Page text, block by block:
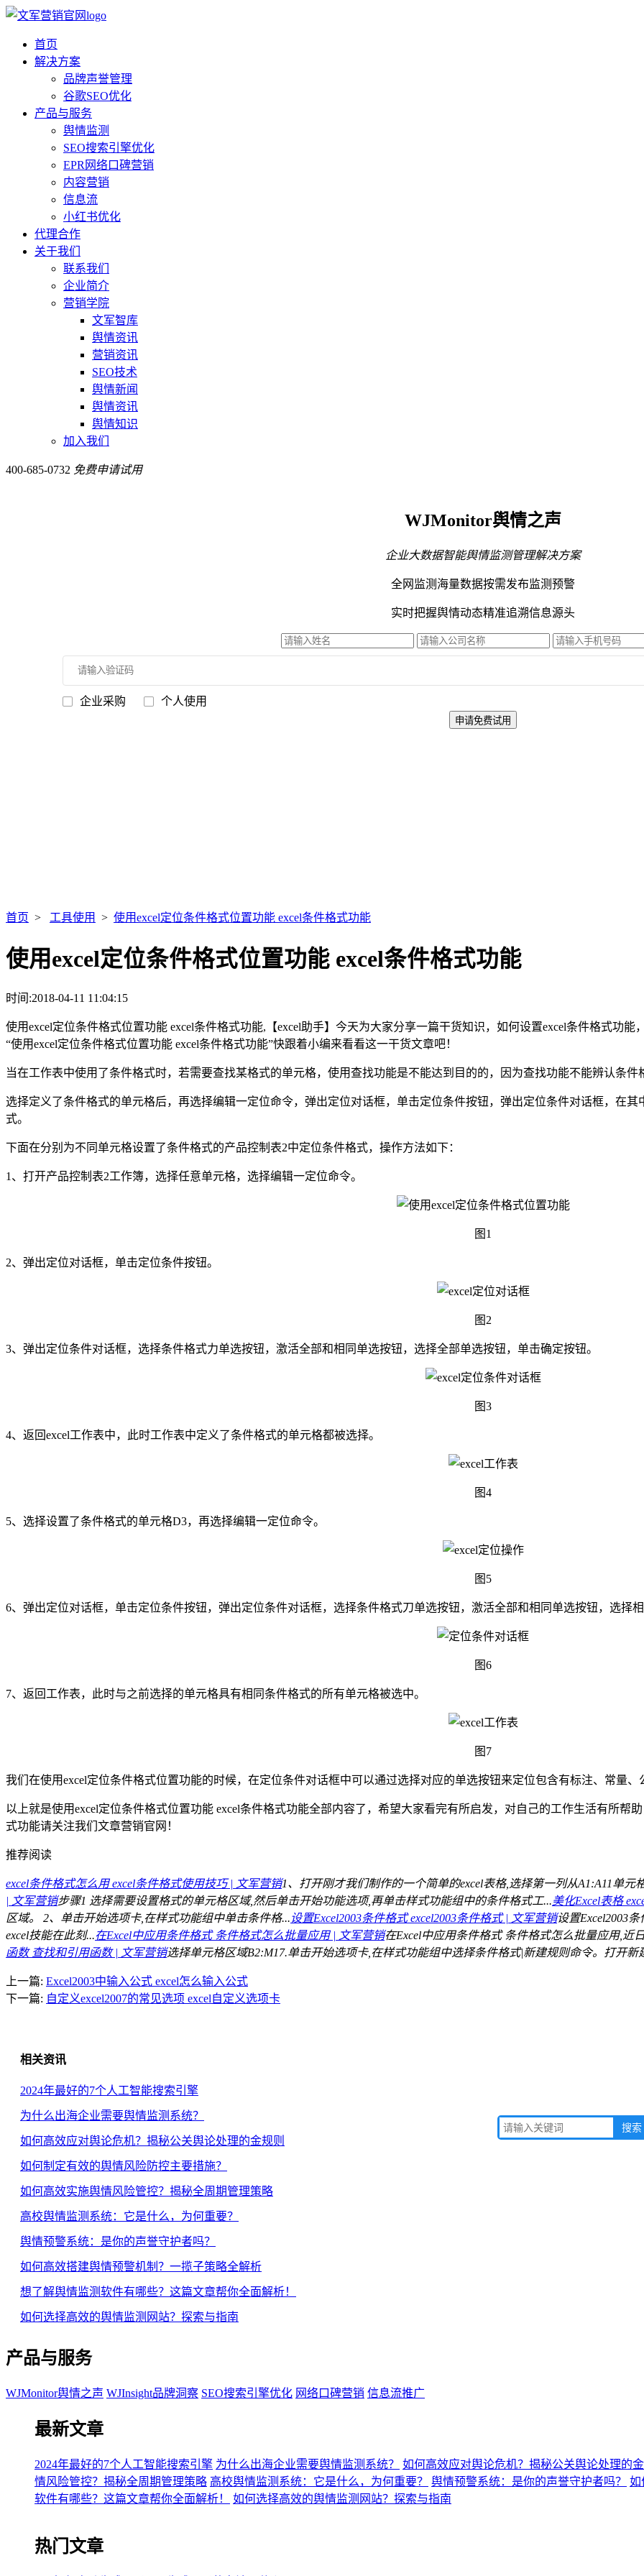
首页
解决方案
品牌声誉管理
谷歌SEO优化
产品与服务
舆情监测
SEO搜索引擎优化
EPR网络口碑营销
内容营销
信息流
小红书优化
代理合作
关于我们
联系我们
企业简介
营销学院
文军智库
舆情资讯
营销资讯
SEO技术
舆情新闻
舆情资讯
舆情知识
加入我们
400-685-0732 免费申请试用
WJMonitor舆情之声
企业大数据智能舆情监测管理解决方案
全网监测海量数据按需发布监测预警
实时把握舆情动态精准追溯信息源头
企业采购 个人使用
首页 > 工具使用 > 使用excel定位条件格式位置功能 excel条件格式功能
使用excel定位条件格式位置功能 excel条件格式功能
时间:2018-04-11 11:04:15
使用excel定位条件格式位置功能 excel条件格式功能,【excel助手】今天为大家分享一篇干货知识，如何设置excel条件格式功
“使用excel定位条件格式位置功能 excel条件格式功能”快跟着小编来看看这一干货文章吧！
当在工作表中使用了条件格式时，若需要查找某格式的单元格，使用查找功能是不能达到目的的，因为查找功能不能辨认条件
选择定义了条件格式的单元格后，再选择编辑一定位命令，弹出定位对话框，单击定位条件按钮，弹出定位条件对话框，在
式。
下面在分别为不同单元格设置了条件格式的产品控制表2中定位条件格式，操作方法如下：
1、打开产品控制表2工作簿，选择任意单元格，选择编辑一定位命令。
图1
2、弹出定位对话框，单击定位条件按钮。
图2
3、弹出定位条件对话框，选择条件格式力单选按钮，激活全部和相同单选按钮，选择全部单选按钮，单击确定按钮。
图3
4、返回excel工作表中，此时工作表中定义了条件格式的单元格都被选择。
图4
5、选择设置了条件格式的单元格D3，再选择编辑一定位命令。
图5
6、弹出定位对话框，单击定位条件按钮，弹出定位条件对话框，选择条件格式刀单选按钮，激活全部和相同单选按钮，选择
图6
7、返回工作表，此时与之前选择的单元格具有相同条件格式的所有单元格被选中。
图7
我们在使用excel定位条件格式位置功能的时候，在定位条件对话框中可以通过选择对应的单选按钮来定位包含有标注、常量、
以上就是使用excel定位条件格式位置功能 excel条件格式功能全部内容了，希望大家看完有所启发，对自己的工作生活有所帮
式功能请关注我们文章营销官网！
推荐阅读
excel条件格式怎么用 excel条件格式使用技巧 | 文军营销1、打开刚才我们制作的一个简单的excel表格,选择第一列从A1:A11单元
| 文军营销步骤1 选择需要设置格式的单元格区域,然后单击开始功能选项,再单击样式功能组中的条件格式工...美化Excel表格
区域。 2、单击开始选项卡,在样式功能组中单击条件格...设置Excel2003条件格式 excel2003条件格式 | 文军营销设置Excel2003
excel技能在此刻...在Excel中应用条件格式 条件格式怎么批量应用 | 文军营销在Excel中应用条件格式 条件格式怎么批量应用,近
函数 查找和引用函数 | 文军营销选择单元格区域B2:M17.单击开始选项卡,在样式功能组中选择条件格式|新建规则命令。打开新
上一篇: Excel2003中输入公式 excel怎么输入公式
下一篇: 自定义excel2007的常见选项 excel自定义选项卡
相关资讯
2024年最好的7个人工智能搜索引擎
为什么出海企业需要舆情监测系统？
如何高效应对舆论危机？揭秘公关舆论处理的金规则
如何制定有效的舆情风险防控主要措施？
如何高效实施舆情风险管控？揭秘全周期管理策略
高校舆情监测系统：它是什么，为何重要？
舆情预警系统：是你的声誉守护者吗？
如何高效搭建舆情预警机制？一揽子策略全解析
想了解舆情监测软件有哪些？这篇文章帮你全面解析！
如何选择高效的舆情监测网站？探索与指南
产品与服务
WJMonitor舆情之声 WJInsight品牌洞察 SEO搜索引擎优化 网络口碑营销 信息流推广
最新文章
2024年最好的7个人工智能搜索引擎 为什么出海企业需要舆情监测系统？ 如何高效应对舆论危机？揭秘公关舆论处理的金
情风险管控？揭秘全周期管理策略 高校舆情监测系统：它是什么，为何重要？ 舆情预警系统：是你的声誉守护者吗？ 如
软件有哪些？这篇文章帮你全面解析！
如何选择高效的舆情监测网站？探索与指南
热门文章